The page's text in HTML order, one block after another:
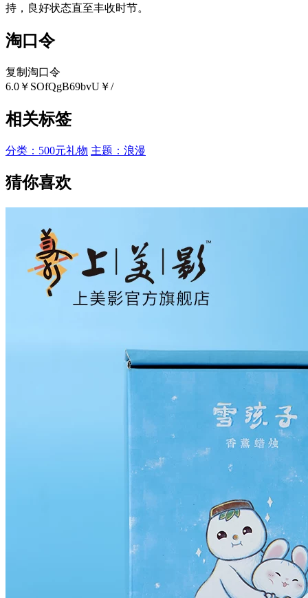
持，良好状态直至丰收时节。
淘口令
复制淘口令
6.0￥SOfQgB69bvU￥/
相关标签
分类：500元礼物 主题：浪漫
猜你喜欢